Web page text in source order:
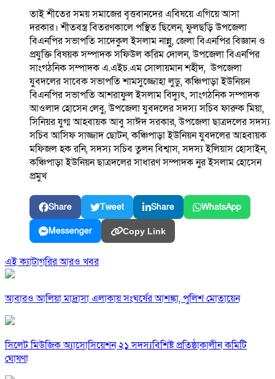
তাই শীতের সময় সমাজের বৃত্তবানদের এবিষয়ে এগিয়ে আসা
দরকার। শীতবস্ত্র বিতরণকালে পস্থিত ছিলেন, ফুলছড়ি উপজেলা
বিএনপির সভাপতি সাদেকুল ইসলাম নান্নু, জেলা বিএনপির বিজ্ঞান ও
প্রযুক্তি বিষয়ক সম্পাদক সফিউল করিম দোলন, উপজেলা বিএনপির
সাংগঠনিক সম্পাদক এ.এইচ.এম সোলায়মান শহীদ, উপজেলা
যুবদলের সাবেক সভাপতি শামসুজ্জোহা লুডু, কঞ্চিপাড়া ইউনিয়ন
বিএনপির সভাপতি আশরাফুল ইসলাম বিদ্যুৎ, সাংগঠনিক সম্পাদক
আওলাদ হোসেন লেবু, উপজেলা যুবদলের সদস্য সচিব ফারুক মিয়া,
সিনিয়র যুগ্ম আহবায়ক আবু সাঈদ সরকার, উপজেলা ছাত্রদলের সদস্য
সচিব আসিফ সাজ্জাদ ছোটন, কঞ্চিপাড়া ইউনিয়ন যুবদলের আহবায়ক
মফিজল হক রনি, সদস্য সচিব তুলন বিশ্বাস, সদস্য ইলিয়াস হোসাইন,
কঞ্চিপাড়া ইউনিয়ন ছাত্রদলের সাধারণ সম্পাদক নুর ইসলাম হোসেন
প্রমুখ
Share Tweet Share WhatsApp
Messenger Copy Link
এই ক্যাটাগরির আরও খবর
আবারও আলিয়া মাদ্রাসা এলাকায় সংঘর্ষের আশঙ্কা, পুলিশ মোতায়েন
সিলেট মিউজিক অ্যাসোসিয়েশন ২১ সদস্যবিশিষ্ট প্রতিষ্ঠাকালীন কমিটি
ঘোষণা